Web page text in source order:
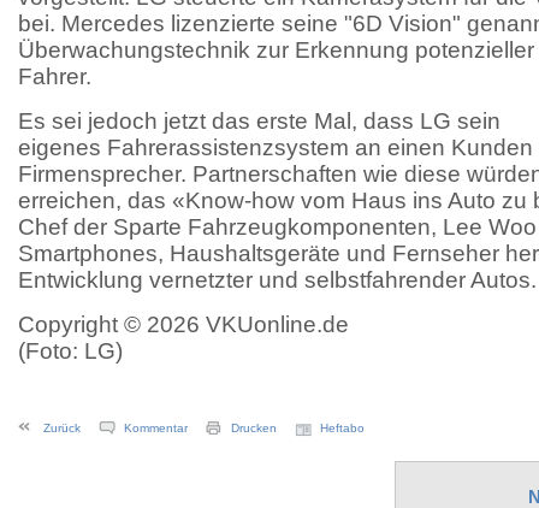
bei. Mercedes lizenzierte seine "6D Vision"
Überwachungstechnik zur Erkennung
Fahrer.
Es sei jedoch jetzt das erste Mal, dass LG sein
eigenes Fahrerassistenzsystem an einen
Firmensprecher. Partnerschaften wie diese
erreichen, das «Know-how vom Haus ins Auto zu
Chef der Sparte Fahrzeugkomponenten, Lee
Smartphones, Haushaltsgeräte und Fernseher
Entwicklung vernetzter und selbstfahrender
Copyright © 2026 VKUonline.de
(Foto: LG)
Zurück Kommentar Drucken Heftabo